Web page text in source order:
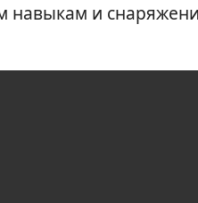
навыкам и